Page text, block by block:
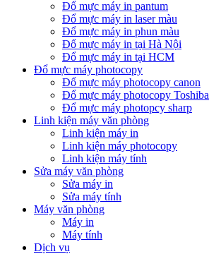
Đổ mực máy in pantum
Đổ mực máy in laser màu
Đổ mực máy in phun màu
Đổ mực máy in tại Hà Nội
Đổ mực máy in tại HCM
Đổ mực máy photocopy
Đổ mực máy photocopy canon
Đổ mực máy photocopy Toshiba
Đổ mực máy photopcy sharp
Linh kiện máy văn phòng
Linh kiện máy in
Linh kiện máy photocopy
Linh kiện máy tính
Sửa máy văn phòng
Sửa máy in
Sửa máy tính
Máy văn phòng
Máy in
Máy tính
Dịch vụ